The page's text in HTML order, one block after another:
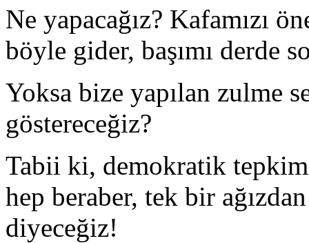
Ne yapacağız? Kafamızı
böyle gider, başımı derde
Yoksa bize yapılan zulme
göstereceğiz?
Tabii ki, demokratik
hep beraber, tek bir
diyeceğiz!